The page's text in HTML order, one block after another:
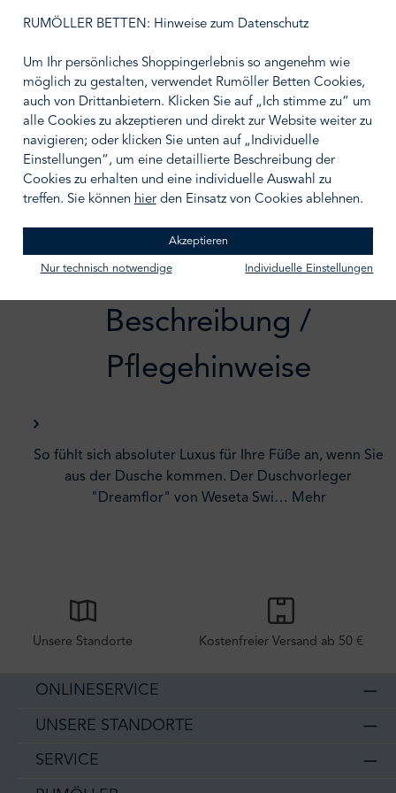
Größe wählenauswählen
IN DEN WARENKORB
Zum Merkzettel hinzufügen
Beschreibung /
Pflegehinweise
So fühlt sich absoluter Luxus für Ihre Füße an, wenn Sie
aus der Dusche kommen. Der Duschvorleger
"Dreamflor" von Weseta Swi… Mehr
Unsere Standorte Kostenfreier Versand ab 50 €
ONLINESERVICE
UNSERE STANDORTE
SERVICE
RUMÖLLER BETTEN: Hinweise zum Datenschutz
Um Ihr persönliches Shoppingerlebnis so angenehm wie
möglich zu gestalten, verwendet Rumöller Betten Cookies,
auch von Drittanbietern. Klicken Sie auf „Ich stimme zu“ um
alle Cookies zu akzeptieren und direkt zur Website weiter zu
navigieren; oder klicken Sie unten auf „Individuelle
Einstellungen“, um eine detaillierte Beschreibung der
Cookies zu erhalten und eine individuelle Auswahl zu
treffen. Sie können hierden Einsatz von Cookies ablehnen.
Akzeptieren
Nur technisch notwendige Individuelle Einstellungen